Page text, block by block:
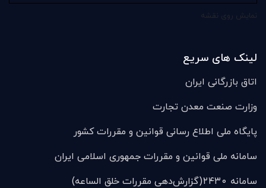
لینک های سریع
اتاق بازرگانی ایران
وزارت صنعت معدن تجارت
پایگاه ملی اطلاع رسانی قوانین و مقررات کشور
سامانه ملی قوانين و مقررات جمهوری اسلامی ایران
سامانه ۲۴۳۰(گزارش‌دهی مقررات خلق الساعه)